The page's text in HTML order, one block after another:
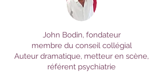
John Bodin, fondateur
membre du conseil collégial
Auteur dramatique, metteur en scène,
référent psychiatrie